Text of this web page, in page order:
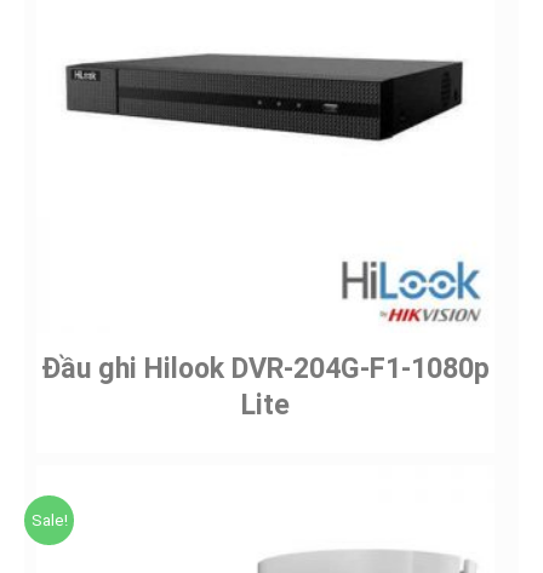
Đầu ghi Hilook DVR-204G-F1-1080p
Lite
Sale!